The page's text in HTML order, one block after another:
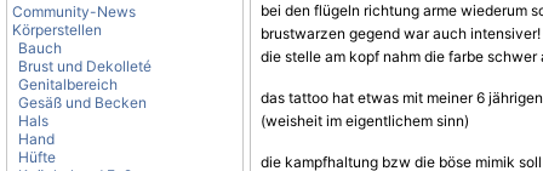
Community-News
Körperstellen
Bauch
Brust und Dekolleté
Genitalbereich
Gesäß und Becken
Hals
Hand
Hüfte
bei den flügeln richtung arme wiederum
brustwarzen gegend war auch intensiver!
die stelle am kopf nahm die farbe
das tattoo hat etwas mit meiner 6
(weisheit im eigentlichem sinn)
die kampfhaltung bzw die böse mimik